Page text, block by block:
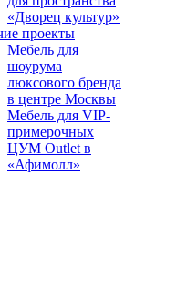
«Дворец культур»
проекты
Мебель для
шоурума
люксового бренда
в центре Москвы
Мебель для VIP-
примерочных
ЦУМ Outlet в
«Афимолл»